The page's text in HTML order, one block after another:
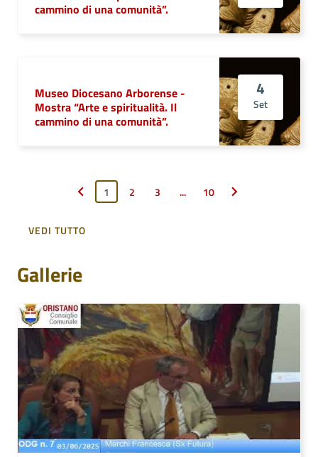
cammino di una comunità”.
4
Set
Museo Diocesano Arborense -
Mostra “Arte e spiritualità. Il
cammino di una comunità”.
Pagina precedente
1 2 3 ... 10 Pagina successiva
VEDI TUTTO
Gallerie